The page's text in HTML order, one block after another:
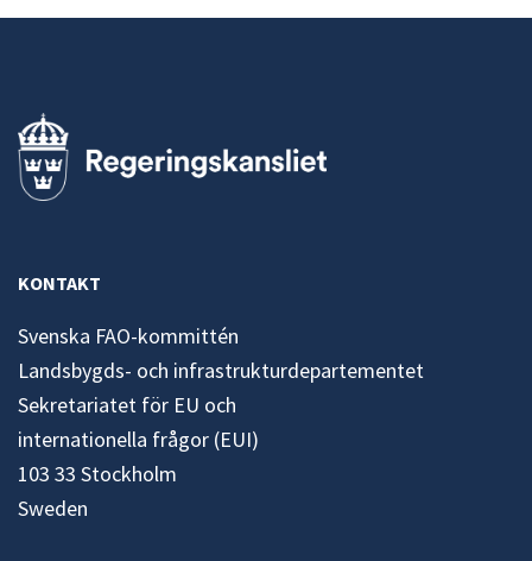
KONTAKT
Svenska FAO-kommittén
Landsbygds- och infrastrukturdepartementet
Sekretariatet för EU och
internationella frågor (EUI)
103 33 Stockholm
Sweden